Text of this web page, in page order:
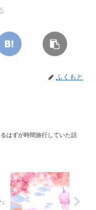
ふくもと
はずが時間旅行していた話